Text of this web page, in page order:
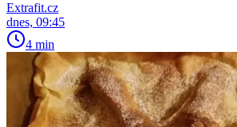
Extrafit.cz
dnes, 09:45
4 min